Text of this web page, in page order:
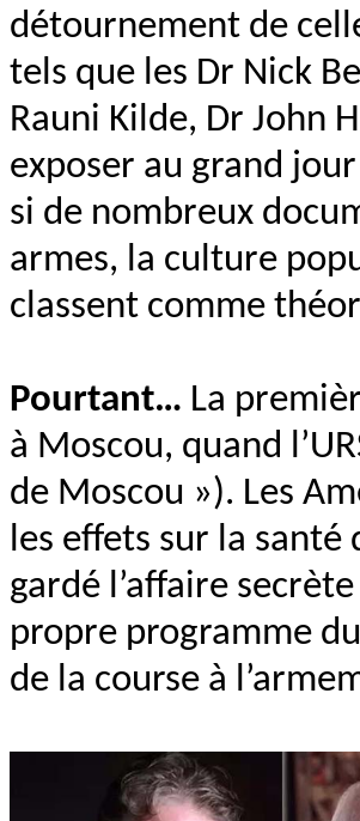
détournement de
tels que les Dr Nick
Rauni Kilde, Dr John
exposer au grand
si de nombreux
armes, la culture
classent comme
Pourtant… La
à Moscou, quand
de Moscou »). Les
les effets sur la santé
gardé l’affaire
propre programme
de la course à